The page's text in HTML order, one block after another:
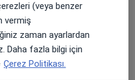
(veya benzer
vermiş
zaman ayarlardan
Daha fazla bilgi için
Çerez Politikası.